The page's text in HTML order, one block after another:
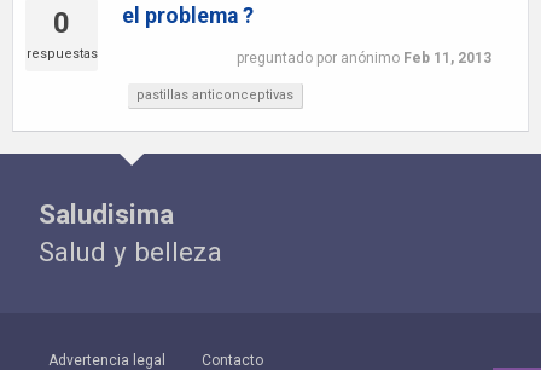
0
respuestas
el problema ?
preguntado por anónimo Feb 11, 2013
pastillas anticonceptivas
Saludisima
Salud y belleza
Advertencia legal Contacto